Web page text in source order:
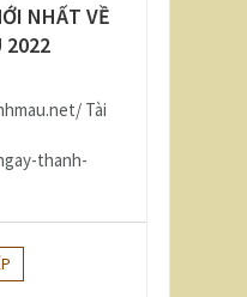
NHẤT VỀ
2022
Tài
thanh-